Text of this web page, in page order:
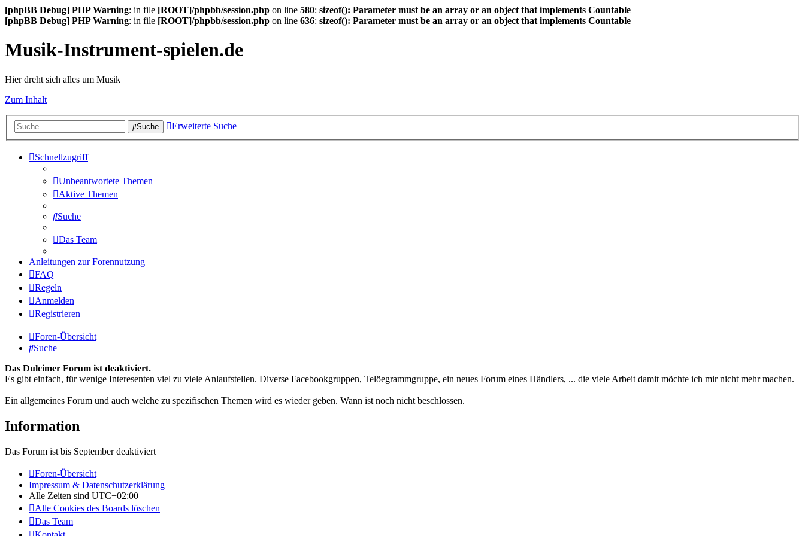
[phpBB Debug] PHP Warning: in file [ROOT]/phpbb/session.php on line 580: sizeof(): Parameter must be an array or an object that implements Countable
[phpBB Debug] PHP Warning: in file [ROOT]/phpbb/session.php on line 636: sizeof(): Parameter must be an array or an object that implements Countable
Musik-Instrument-spielen.de
Hier dreht sich alles um Musik
Zum Inhalt
Suche Erweiterte Suche
Schnellzugriff
Unbeantwortete Themen
Aktive Themen
Suche
Das Team
Anleitungen zur Forennutzung
FAQ
Regeln
Anmelden
Registrieren
Foren-Übersicht
Suche
Das Dulcimer Forum ist deaktiviert.
Es gibt einfach, für wenige Interesenten viel zu viele Anlaufstellen. Diverse Facebookgruppen, Telöegrammgruppe, ein neues Forum eines Händlers, ... die viele Arbeit damit möchte ich mir nicht mehr machen.
Ein allgemeines Forum und auch welche zu spezifischen Themen wird es wieder geben. Wann ist noch nicht beschlossen.
Information
Das Forum ist bis September deaktiviert
Foren-Übersicht
Impressum & Datenschutzerklärung
Alle Zeiten sind UTC+02:00
Alle Cookies des Boards löschen
Das Team